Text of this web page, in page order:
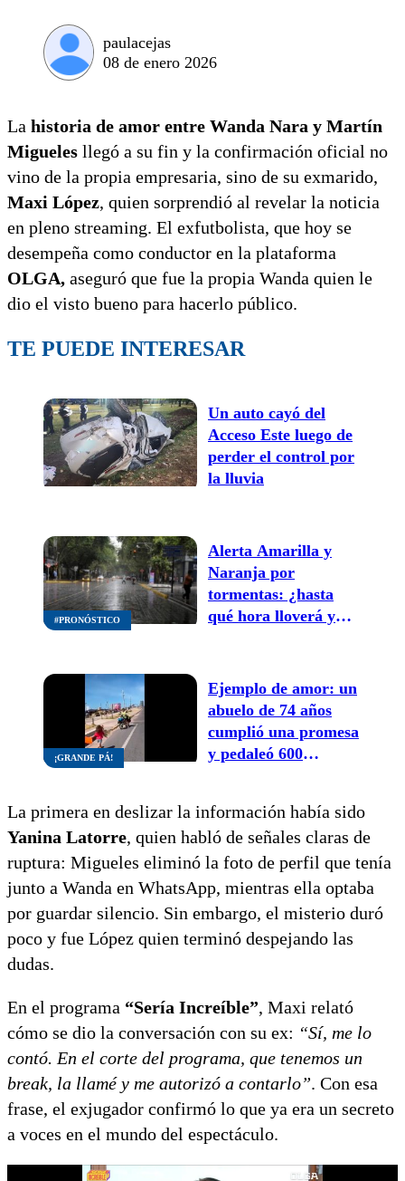
paulacejas
08 de enero 2026
La historia de amor entre Wanda Nara y Martín
Migueles llegó a su fin y la confirmación oficial no
vino de la propia empresaria, sino de su exmarido,
Maxi López, quien sorprendió al revelar la noticia
en pleno streaming. El exfutbolista, que hoy se
desempeña como conductor en la plataforma
OLGA, aseguró que fue la propia Wanda quien le
dio el visto bueno para hacerlo público.
TE PUEDE INTERESAR
Un auto cayó del
Acceso Este luego de
perder el control por
la lluvia
#PRONÓSTICO
Alerta Amarilla y
Naranja por
tormentas: ¿hasta
qué hora lloverá y
¡GRANDE PÁ!
Ejemplo de amor: un
abuelo de 74 años
cumplió una promesa
y pedaleó 600
del cáncer
La primera en deslizar la información había sido
Yanina Latorre, quien habló de señales claras de
ruptura: Migueles eliminó la foto de perfil que tenía
junto a Wanda en WhatsApp, mientras ella optaba
por guardar silencio. Sin embargo, el misterio duró
poco y fue López quien terminó despejando las
dudas.
En el programa “Sería Increíble”, Maxi relató
cómo se dio la conversación con su ex: “Sí, me lo
contó. En el corte del programa, que tenemos un
break, la llamé y me autorizó a contarlo”. Con esa
frase, el exjugador confirmó lo que ya era un secreto
a voces en el mundo del espectáculo.